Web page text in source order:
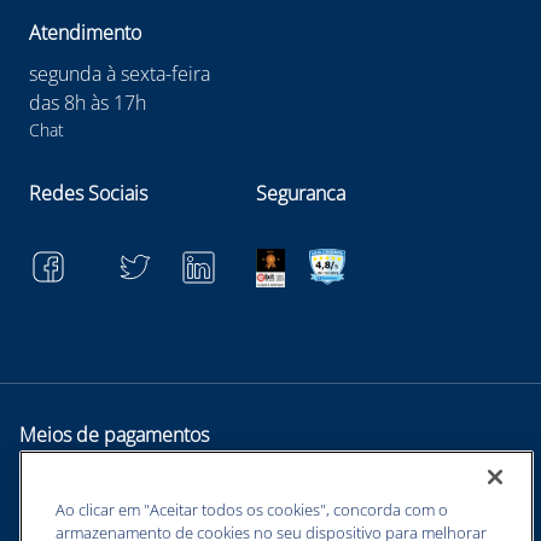
Atendimento
segunda à sexta-feira
das 8h às 17h
Chat
Redes Sociais Seguranca
Meios de pagamentos
Ao clicar em "Aceitar todos os cookies", concorda com o
armazenamento de cookies no seu dispositivo para melhorar